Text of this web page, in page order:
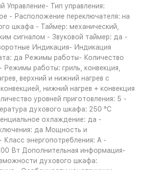
Управление- Тип управления:
- Расположение переключателя: на
шкафа - Таймер: механический,
сигналом - Звуковой таймер: да -
Индикация- Индикация
да Режимы работы- Количество
работы: гриль, конвекция,
верхний и нижний нагрев с
нижний нагрев + конвекция
уровней приготовления: 5 -
духового шкафа: 250 °С
охлаждение: да -
да Мощность и
Класс энергопотребления: A -
Вт Дополнительная информация-
духового шкафа: